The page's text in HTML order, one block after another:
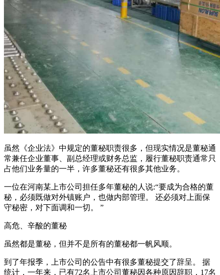
虽然《企业法》中规定的董秘职责很多，但现实情况是董秘通
常兼任企业董事、副总经理或财务总监，履行董秘职责通常只
占他们业务量的一半，许多董秘还有很多其他业务。
一位在河南某上市公司担任多年董秘的人说:“要成为合格的董
秘，必须既做对外镇账户，也做内部管理。 还必须对上面保
守秘密，对下面调和一切。 ”
高危、辛酸的董秘
虽然都是董秘，但并不是所有的董秘都一帆风顺。
到了年报季，上市公司的公告中有很多董秘提交了辞呈。 据
统计，一年来，已有72名上市公司董秘因各种原因辞职，17名